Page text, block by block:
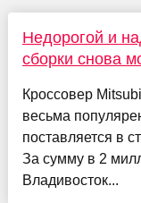
Недорогой и
сборки снова
Кроссовер
весьма
поставляется в
За сумму в 2
Владивосток...